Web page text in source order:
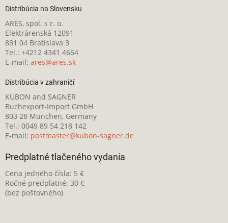
Distribúcia na Slovensku
ARES, spol. s r. o.
Elektrárenská 12091
831 04 Bratislava 3
Tel.: +4212 4341 4664
E-mail: ares@ares.sk
Distribúcia v zahraničí
KUBON and SAGNER
Buchexport-Import GmbH
803 28 München, Germany
Tel.: 0049 89 54 218 142
E-mail: postmaster@kubon-sagner.de
Predplatné tlačeného vydania
Cena jedného čísla: 5 €
Ročné predplatné: 30 €
(bez poštovného)